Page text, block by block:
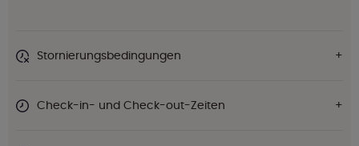
Stornierungsbedingungen
Check-in- und Check-out-Zeiten